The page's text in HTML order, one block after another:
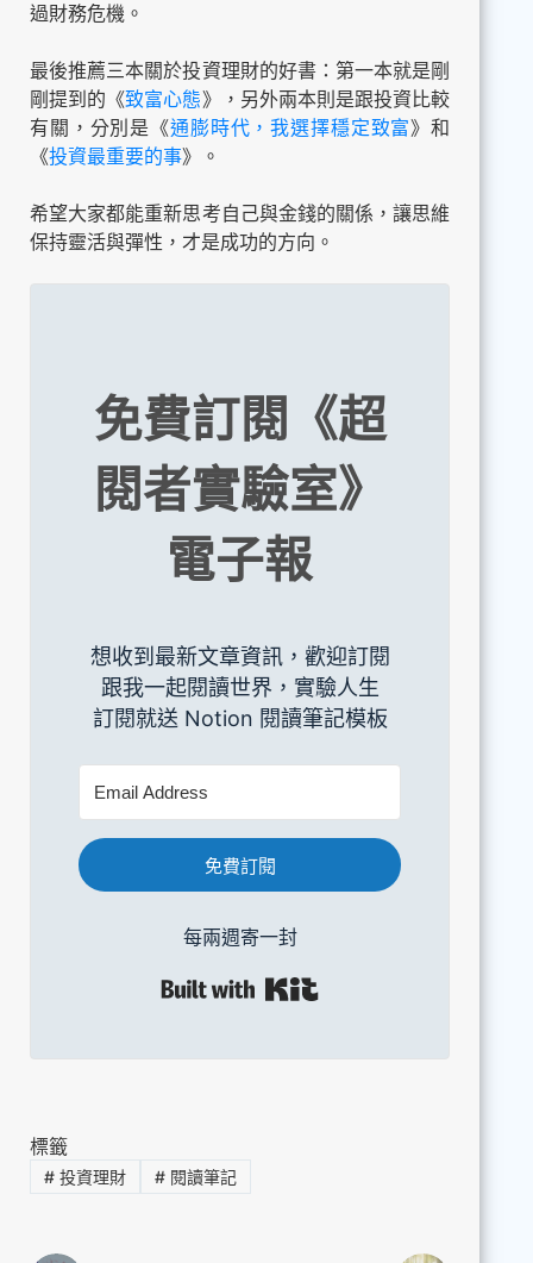
過財務危機。
最後推薦三本關於投資理財的好書：第一本就是剛
剛提到的《致富心態》，另外兩本則是跟投資比較
有關，分別是《通膨時代，我選擇穩定致富》和
《投資最重要的事》。
希望大家都能重新思考自己與金錢的關係，讓思維
保持靈活與彈性，才是成功的方向。
免費訂閱《超
閱者實驗室》
電子報
想收到最新文章資訊，歡迎訂閱
跟我一起閱讀世界，實驗人生
訂閱就送 Notion 閱讀筆記模板
免費訂閱
每兩週寄一封
標籤
#投資理財 #閱讀筆記